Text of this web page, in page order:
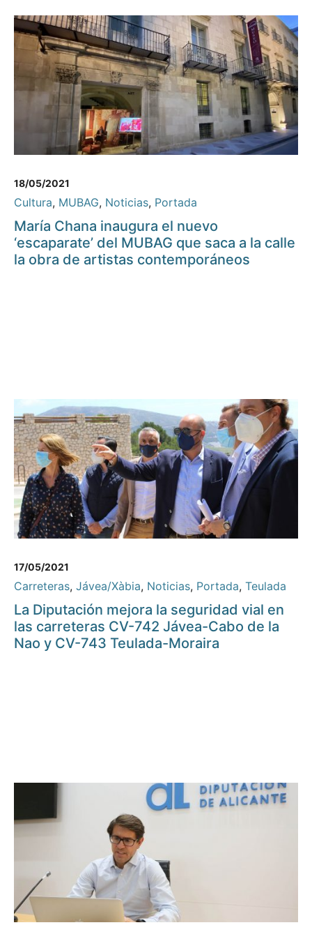
18/05/2021
Cultura, MUBAG, Noticias, Portada
María Chana inaugura el nuevo
‘escaparate’ del MUBAG que saca a la calle
la obra de artistas contemporáneos
17/05/2021
Carreteras, Jávea/Xàbia, Noticias, Portada, Teulada
La Diputación mejora la seguridad vial en
las carreteras CV-742 Jávea-Cabo de la
Nao y CV-743 Teulada-Moraira